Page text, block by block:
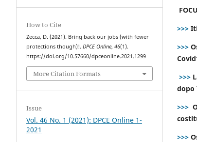
How to Cite
Zecca, D. (2021). Bring back our jobs (with fewer
protections though)!.DPCE Online,46(1).
https://doi.org/10.57660/dpceonline.2021.1299
More Citation Formats
Issue
Vol. 46 No. 1 (2021): DPCE Online 1-
2021
>>>
>>>
>>>
dopo
>>>
>>>